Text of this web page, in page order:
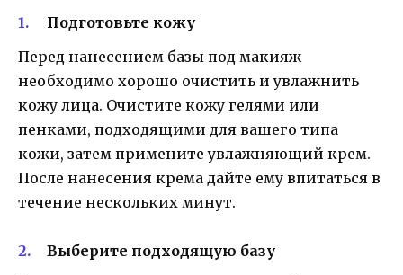
Подготовьте кожу
Перед нанесением базы под макияж
необходимо хорошо очистить и увлажнить
кожу лица. Очистите кожу гелями или
пенками, подходящими для вашего типа
кожи, затем примените увлажняющий крем.
После нанесения крема дайте ему впитаться в
течение нескольких минут.
Выберите подходящую базу